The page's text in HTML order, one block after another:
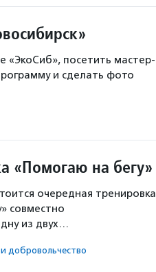
«ЭкоСиб», посетить мастер-
и сделать фото
«Помогаю на бегу»
очередная тренировка
совместно
из двух…
доброволь­чест­во